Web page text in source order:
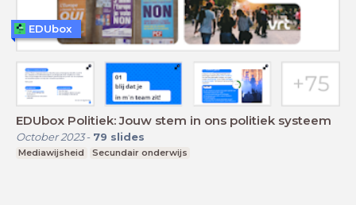
EDUbox Politiek: Jouw stem in ons politiek systeem
October 2023- 79 slides
Mediawijsheid Secundair onderwijs
EDUbox